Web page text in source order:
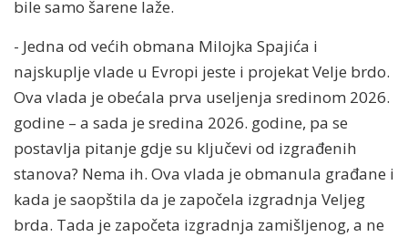
bile samo šarene laže.
- Jedna od većih obmana Milojka Spajića i
najskuplje vlade u Evropi jeste i projekat Velje brdo.
Ova vlada je obećala prva useljenja sredinom 2026.
godine – a sada je sredina 2026. godine, pa se
postavlja pitanje gdje su ključevi od izgrađenih
stanova? Nema ih. Ova vlada je obmanula građane i
kada je saopštila da je započela izgradnja Veljeg
brda. Tada je započeta izgradnja zamišljenog, a ne